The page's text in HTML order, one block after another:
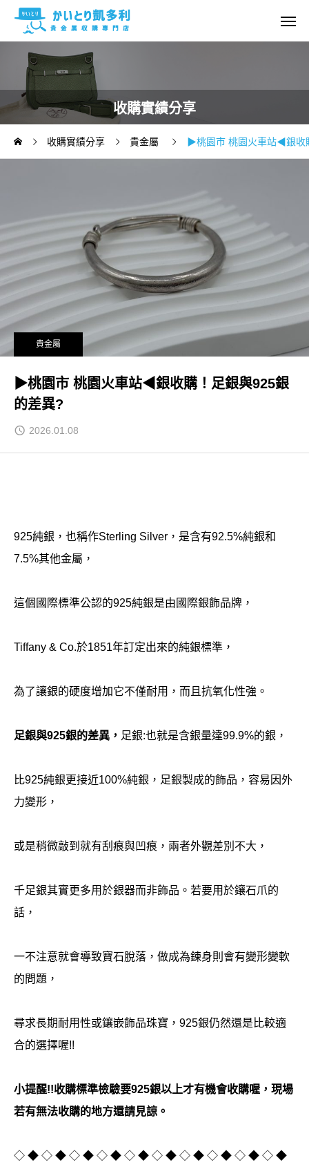
收購實績分享
收購實績分享 貴金屬 ▶桃園市 桃園火車站◀銀收
貴金屬
▶桃園市 桃園火車站◀銀收購！足銀與925銀
的差異?
2026.01.08
925純銀，也稱作Sterling Silver，是含有92.5%純銀和
7.5%其他金屬，
這個國際標準公認的925純銀是由國際銀飾品牌，
Tiffany & Co.於1851年訂定出來的純銀標準，
為了讓銀的硬度增加它不僅耐用，而且抗氧化性強。
足銀與925銀的差異， 足銀:也就是含銀量達99.9%的銀，
比925純銀更接近100%純銀，足銀製成的飾品，容易因外
力變形，
或是稍微敲到就有刮痕與凹痕，兩者外觀差別不大，
千足銀其實更多用於銀器而非飾品。若要用於鑲石爪的
話，
一不注意就會導致寶石脫落，做成為鍊身則會有變形變軟
的問題，
尋求長期耐用性或鑲嵌飾品珠寶，925銀仍然還是比較適
合的選擇喔!!
小提醒!!收購標準檢驗要925銀以上才有機會收購喔，現場
若有無法收購的地方還請見諒。
◇ ◆ ◇ ◆ ◇ ◆ ◇ ◆ ◇ ◆ ◇ ◆ ◇ ◆ ◇ ◆ ◇ ◆ ◇ ◆